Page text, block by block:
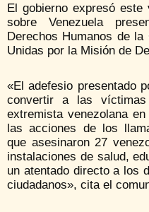
El gobierno expresó
sobre Venezuela
Derechos Humanos de
Unidas por la Misión de
«El adefesio presentado
convertir a las
extremista venezolana
las acciones de los
que asesinaron 27
instalaciones de salud,
un atentado directo a los
ciudadanos», cita el